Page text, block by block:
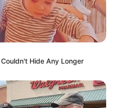
Hide Any Longer